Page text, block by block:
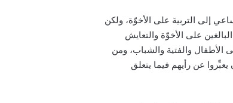
فرنسيس تذكير الشباب بإطلاق الميثاق التربوي العالمي في سبتمبر ٢٠١٩ والساعي إلى التربية على الأخوّة، ولكن
على الأخوّة والتعايش
الأطفال والفتية والشباب، ومن
عن رأيهم فيما يتعلق